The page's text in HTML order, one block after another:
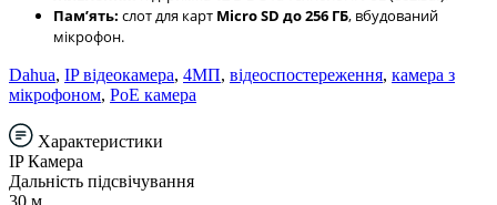
Памʼять: слот для карт Micro SD до 256 ГБ, вбудований
мікрофон.
Dahua, IP відеокамера, 4МП, відеоспостереження, камера з
мікрофоном, PoE камера
Характеристики
IP Камера
Дальність підсвічування
30 м